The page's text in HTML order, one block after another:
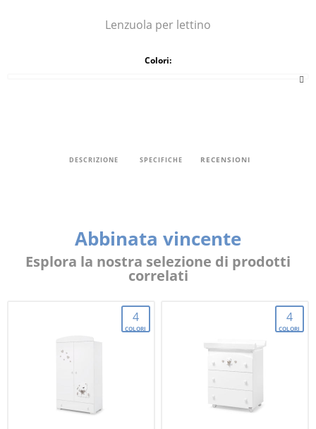
Lenzuola per lettino
Colori:
DESCRIZIONE SPECIFICHE RECENSIONI
Abbinata vincente
Esplora la nostra selezione di prodotti
correlati
4
COLORI
4
COLORI